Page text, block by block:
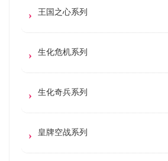
王国之心系列
生化危机系列
生化奇兵系列
皇牌空战系列